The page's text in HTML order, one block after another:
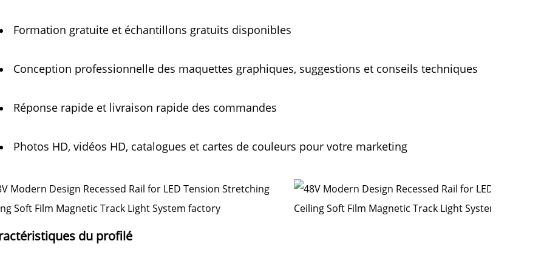
Formation gratuite et échantillons gratuits disponibles
Conception professionnelle des maquettes graphiques, suggestions et conseils techniques
Réponse rapide et livraison rapide des commandes
Photos HD, vidéos HD, catalogues et cartes de couleurs pour votre marketing
du profilé